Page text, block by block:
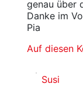
genau über
Danke im
Pia
Auf diesen
Susi